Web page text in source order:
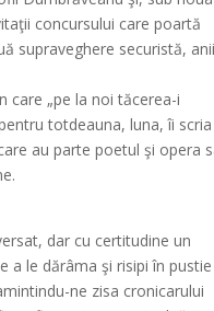
concursului care poartă
supraveghere securistă,
care „pe la noi tăcerea-i
totdeauna, luna, îi scria
au parte poetul şi opera
dar cu certitudine un
a le dărâma şi risipi în
ne zisa cronicarului